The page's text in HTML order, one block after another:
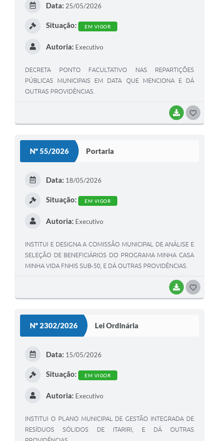
BAIXAR
Data: 25/05/2026
Situação: EM VIGOR
Autoria: Executivo
DECRETA PONTO FACULTATIVO NAS REPARTIÇÕES
PÚBLICAS MUNICIPAIS EM DATA QUE MENCIONA E DÁ
OUTRAS PROVIDÊNCIAS.
Nº 55/2026 Portaria
BAIXAR
Data: 18/05/2026
Situação: EM VIGOR
Autoria: Executivo
INSTITUI E DESIGNA A COMISSÃO MUNICIPAL DE ANÁLISE E
SELEÇÃO DE BENEFICIÁRIOS DO PROGRAMA MINHA CASA
MINHA VIDA FNHIS SUB-50, E DÁ OUTRAS PROVIDÊNCIAS.
Nº 2302/2026 Lei Ordinária
Data: 15/05/2026
Situação: EM VIGOR
Autoria: Executivo
INSTITUI O PLANO MUNICIPAL DE GESTÃO INTEGRADA DE
RESÍDUOS SÓLIDOS DE ITARIRI, E DÁ OUTRAS